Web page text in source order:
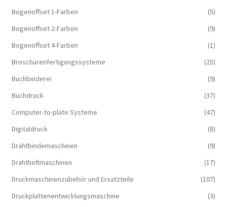
Bogenoffset 1-Farben
(5)
Bogenoffset 2-Farben
(9)
Bogenoffset 4-Farben
(1)
Broschürenfertigungssysteme
(25)
Buchbinderei
(9)
Buchdruck
(37)
Computer-to-plate Systeme
(47)
Digitaldruck
(8)
Drahtbindemaschinen
(9)
Drahtheftmaschinen
(17)
Druckmaschinenzubehör und Ersatzteile
(107)
Druckplattenentwicklungsmaschine
(3)